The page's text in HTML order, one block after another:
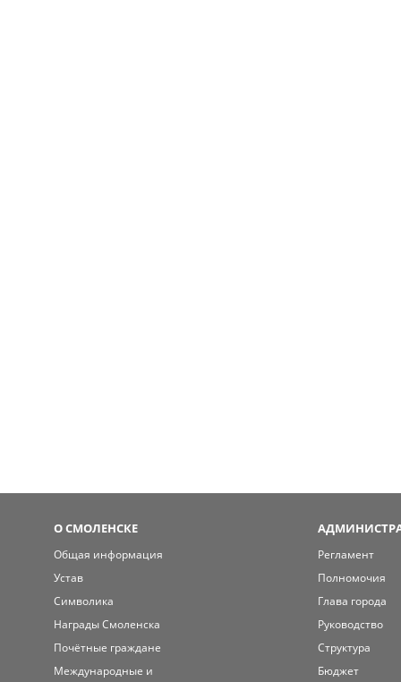
О СМОЛЕНСКЕ
Общая информация
Устав
Символика
Награды Смоленска
Почётные граждане
Международные и
Регламент
Полномочия
Глава города
Руководство
Структура
Бюджет